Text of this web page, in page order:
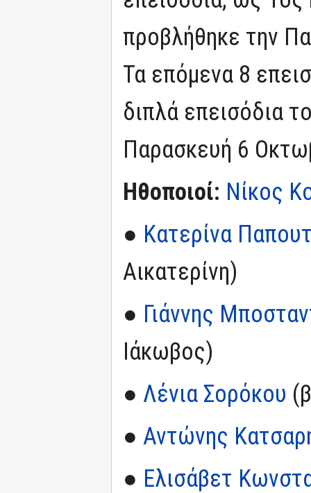
προβλήθηκε την
Τα επόμενα 8
διπλά επεισόδια
Παρασκευή 6
Ηθοποιοί: Νίκος
● Κατερίνα
Αικατερίνη)
● Γιάννης
Ιάκωβος)
● Λένια Σορόκου
● Αντώνης
● Ελισάβετ